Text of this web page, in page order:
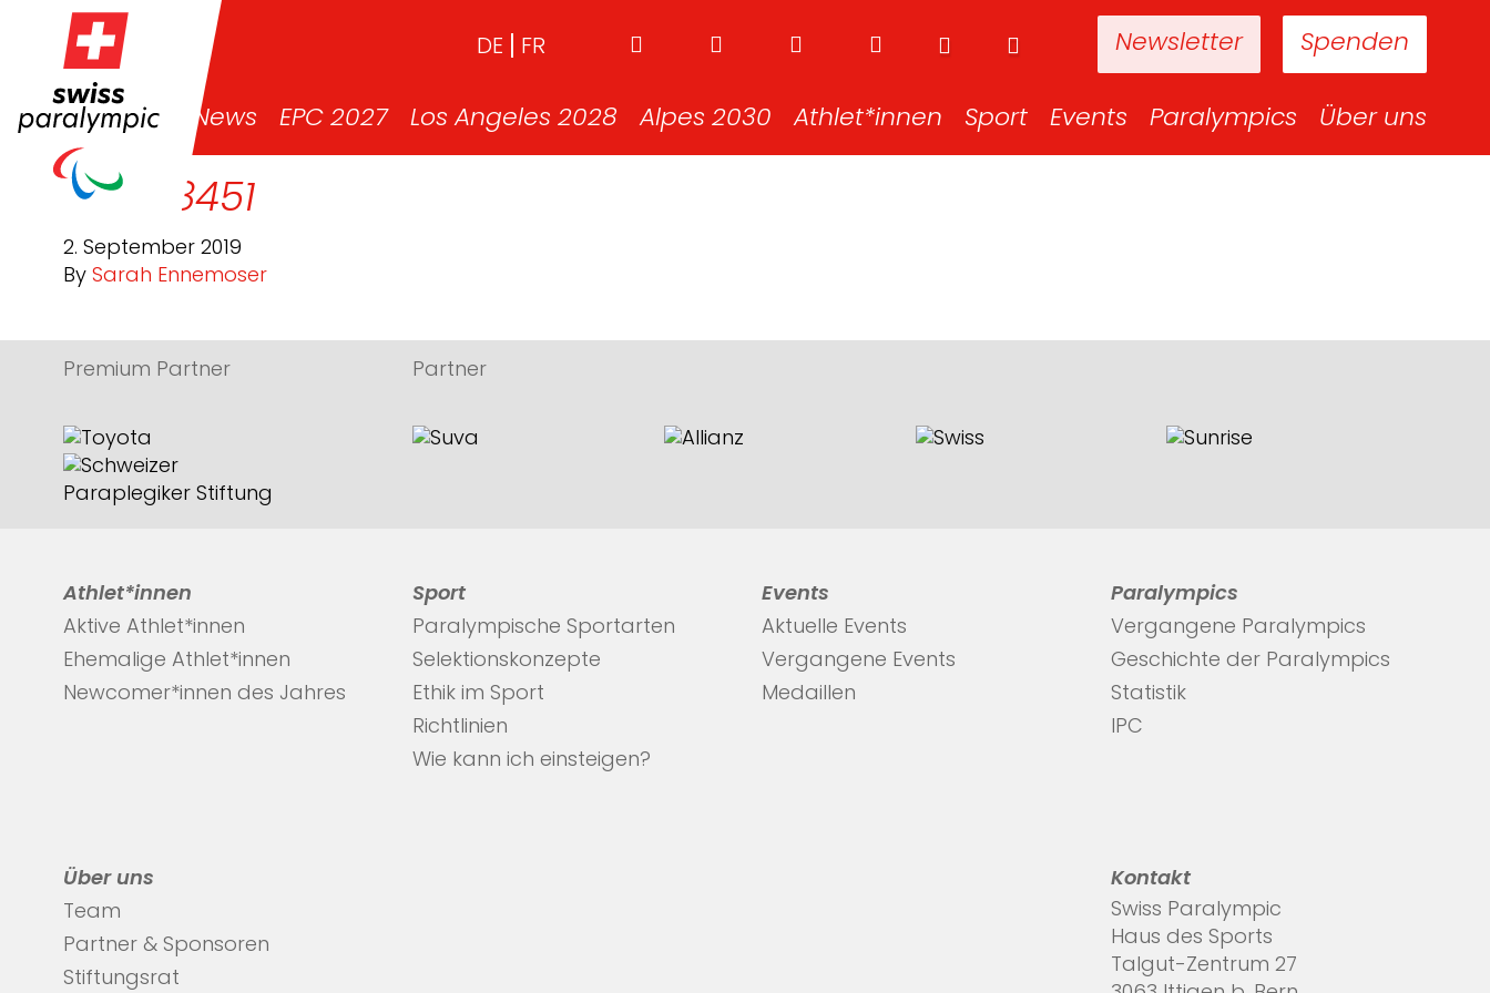
Spenden
Newsletter
DE FR
News EPC 2027 Los Angeles 2028 Alpes 2030 Athlet*innen Sport Events Paralympics Über uns
DSC_8451
2. September 2019
By Sarah Ennemoser
Premium Partner Partner
Athlet*innen
Aktive Athlet*innen
Ehemalige Athlet*innen
Newcomer*innen des Jahres
Sport
Paralympische Sportarten
Selektionskonzepte
Ethik im Sport
Richtlinien
Wie kann ich einsteigen?
Events
Aktuelle Events
Vergangene Events
Medaillen
Paralympics
Vergangene Paralympics
Geschichte der Paralympics
Statistik
IPC
Über uns
Team
Partner & Sponsoren
Stiftungsrat
Kontakt
Swiss Paralympic
Haus des Sports
Talgut-Zentrum 27